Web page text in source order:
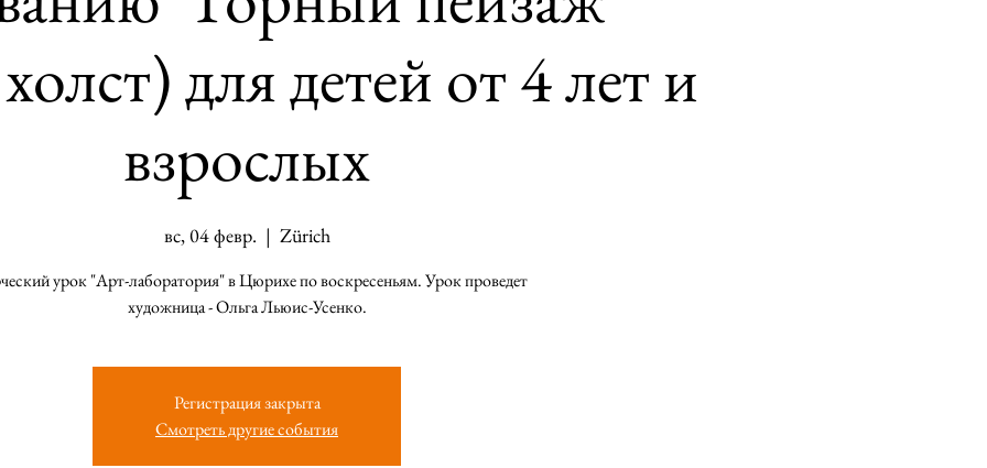
для детей от 4 лет и
взрослых
вс, 04 февр.
  |
Zürich
урок "Арт-лаборатория" в Цюрихе по воскресеньям. Урок проведет
художница - Ольга Льюис-Усенко.
Регистрация закрыта
Смотреть другие события